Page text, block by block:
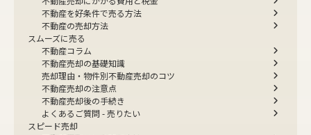
不動産を好条件で売る方法
不動産の売却方法
スムーズに売る
不動産コラム
不動産売却の基礎知識
売却理由・物件別不動産売却のコツ
不動産売却の注意点
不動産売却後の手続き
よくあるご質問 - 売りたい
スピード売却